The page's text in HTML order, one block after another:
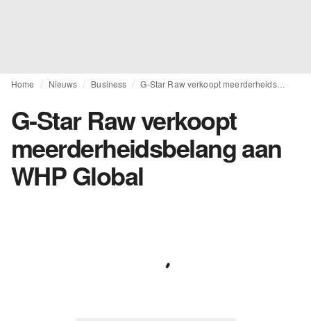
Home Nieuws Business G-Star Raw verkoopt meerderheidsbelang aan WHP Global
G-Star Raw verkoopt
meerderheidsbelang aan
WHP Global